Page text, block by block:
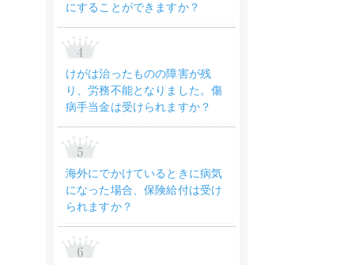
にすることができますか？
けがは治ったものの障害が残
り、労務不能となりました。傷
病手当金は受けられますか？
海外にでかけているときに病気
になった場合、保険給付は受け
られますか？